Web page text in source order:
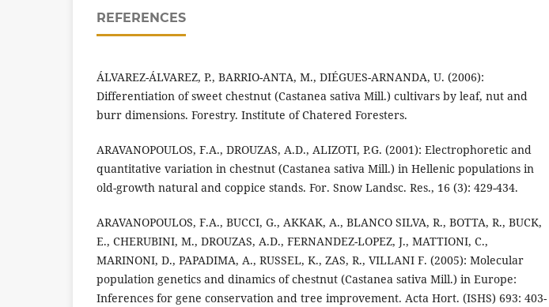
REFERENCES
ÁLVAREZ-ÁLVAREZ, P., BARRIO-ANTA, M., DIÉGUES-ARNANDA, U. (2006):
Differentiation of sweet chestnut (Castanea sativa Mill.) cultivars by leaf, nut and
burr dimensions. Forestry. Institute of Chatered Foresters.
ARAVANOPOULOS, F.A., DROUZAS, A.D., ALIZOTI, P.G. (2001): Electrophoretic and
quantitative variation in chestnut (Castanea sativa Mill.) in Hellenic populations in
old-growth natural and coppice stands. For. Snow Landsc. Res., 16 (3): 429-434.
ARAVANOPOULOS, F.A., BUCCI, G., AKKAK, A., BLANCO SILVA, R., BOTTA, R., BUCK,
E., CHERUBINI, M., DROUZAS, A.D., FERNANDEZ-LOPEZ, J., MATTIONI, C.,
MARINONI, D., PAPADIMA, A., RUSSEL, K., ZAS, R., VILLANI F. (2005): Molecular
population genetics and dinamics of chestnut (Castanea sativa Mill.) in Europe:
Inferences for gene conservation and tree improvement. Acta Hort. (ISHS) 693: 403-